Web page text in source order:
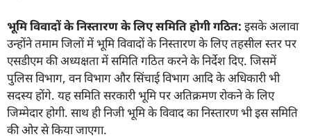
भूमि विवादों के निस्तारण के लिए समिति होगी गठित: इसके अलावा
उन्होंने तमाम जिलों में भूमि विवादों के निस्तारण के लिए तहसील स्तर पर
एसडीएम की अध्यक्षता में समिति गठित करने के निर्देश दिए. जिसमें
पुलिस विभाग, वन विभाग और सिंचाई विभाग आदि के अधिकारी भी
सदस्य होंगे. यह समिति सरकारी भूमि पर अतिक्रमण रोकने के लिए
जिम्मेदार होगी. साथ ही निजी भूमि के विवाद का निस्तारण भी इस समिति
की ओर से किया जाएगा.